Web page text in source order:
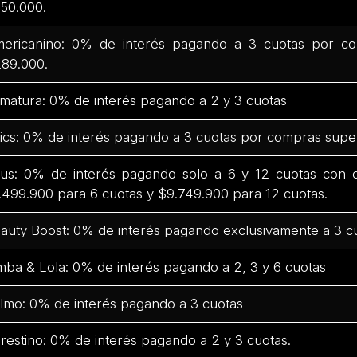
0% de interés pagando a 3 cuotas por
0% de interés pagando a 2 y 3 cuotas
0% de interés pagando a 3 cuotas por compras
0% de interés pagando solo a 6 y 12 cuotas con
para 6 cuotas y $9.749.900 para 12 cuotas.
Boost: 0% de interés pagando exclusivamente a 3
& Lola: 0% de interés pagando a 2, 3 y 6 cuotas
0% de interés pagando a 3 cuotas
0% de interés pagando a 2 y 3 cuotas.